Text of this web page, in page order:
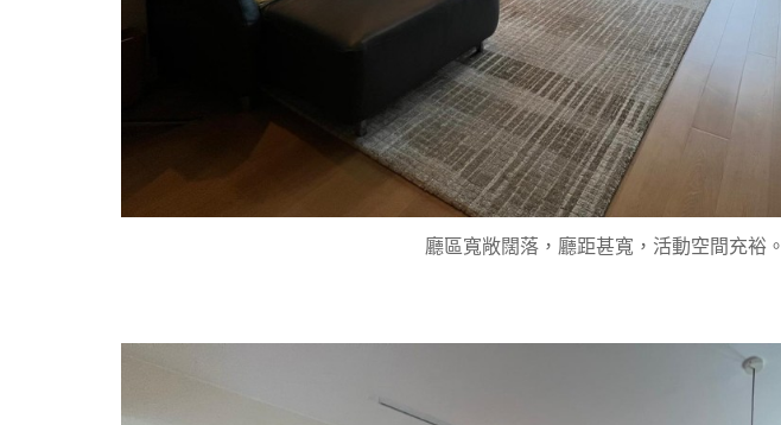
廳區寬敞闊落，廳距甚寬，活動空間充裕。